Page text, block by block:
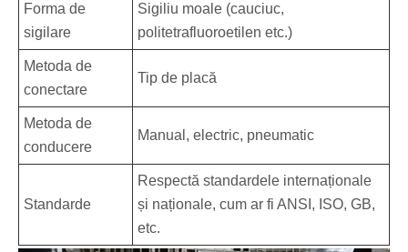
Forma de
sigilare
Sigiliu moale (cauciuc,
politetrafluoroetilen etc.)
Metoda de
conectare
Tip de placă
Metoda de
conducere
Manual, electric, pneumatic
Standarde
Respectă standardele internaționale
și naționale, cum ar fi ANSI, ISO, GB,
etc.